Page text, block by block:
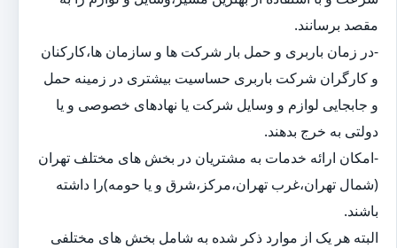
مقصد برسانند.
-در زمان باربری و حمل بار شرکت ها و سازمان ها،کارکنان
و کارگران شرکت باربری حساسیت بیشتری در زمینه حمل
و جابجایی لوازم و وسایل شرکت یا نهادهای خصوصی و یا
دولتی به خرج بدهند.
-امکان ارائه خدمات به مشتریان در بخش های مختلف تهران
(شمال تهران،غرب تهران،مرکز،شرق و یا حومه)را داشته
باشند.
البته هر یک از موارد ذکر شده به شامل بخش های مختلفی